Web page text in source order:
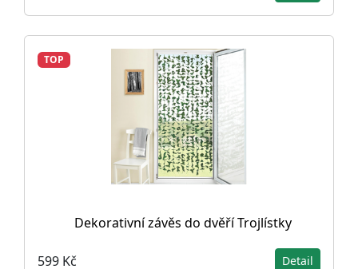
TOP
Dekorativní závěs do dvěří Trojlístky
599 Kč Detail